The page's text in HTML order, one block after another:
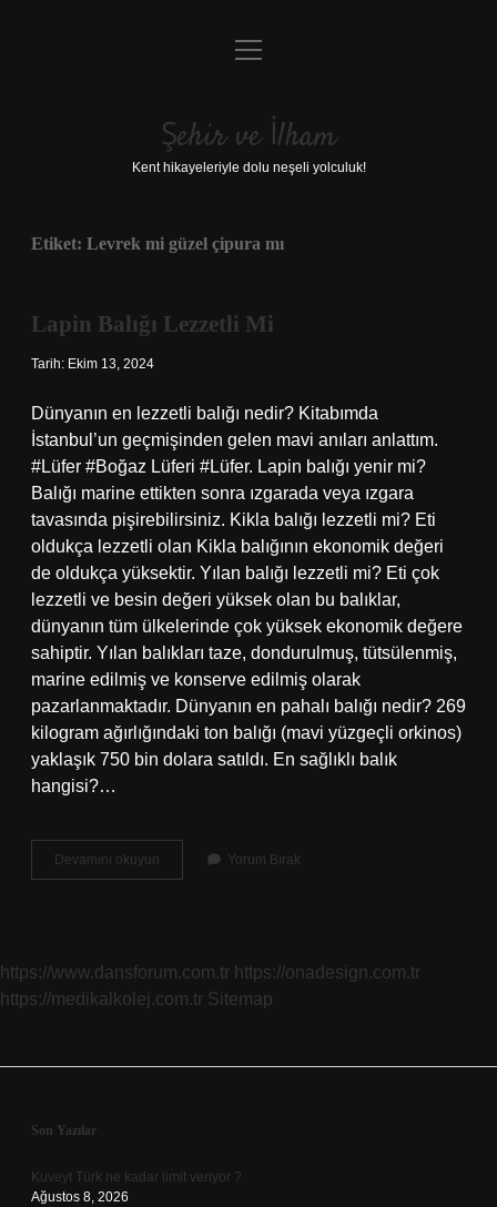
Anasayfa
Yasal Uyarı
menüyü
Şehir ve İlham
Kent hikayeleriyle dolu neşeli yolculuk!
Etiket: Levrek mi güzel çipura mı
Lapin Balığı Lezzetli Mi
Tarih: Ekim 13, 2024
Dünyanın en lezzetli balığı nedir? Kitabımda
İstanbul’un geçmişinden gelen mavi anıları anlattım.
#Lüfer #Boğaz Lüferi #Lüfer. Lapin balığı yenir mi?
Balığı marine ettikten sonra ızgarada veya ızgara
tavasında pişirebilirsiniz. Kikla balığı lezzetli mi? Eti
oldukça lezzetli olan Kikla balığının ekonomik değeri
de oldukça yüksektir. Yılan balığı lezzetli mi? Eti çok
lezzetli ve besin değeri yüksek olan bu balıklar,
dünyanın tüm ülkelerinde çok yüksek ekonomik değere
sahiptir. Yılan balıkları taze, dondurulmuş, tütsülenmiş,
marine edilmiş ve konserve edilmiş olarak
pazarlanmaktadır. Dünyanın en pahalı balığı nedir? 269
​​kilogram ağırlığındaki ton balığı (mavi yüzgeçli orkinos)
yaklaşık 750 bin dolara satıldı. En sağlıklı balık
hangisi?…
Devamını okuyun
Balığı
Yorum Bırak
https://www.dansforum.com.tr https://onadesign.com.tr
https://medikalkolej.com.tr Sitemap
Sidebar
Son Yazılar
Kuveyt Türk ne kadar limit veriyor ?
Ağustos 8, 2026